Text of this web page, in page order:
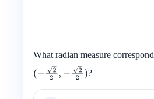
What radian measure
(−22,−22) ?